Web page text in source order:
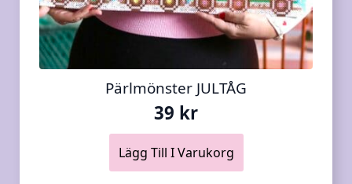
Pärlmönster JULTÅG
39 kr
Lägg Till I Varukorg